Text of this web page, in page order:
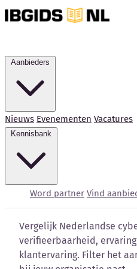
Nieuws Evenementen Vacatures
Word partner Vind
vergelijken
Vergelijk Nederlandse
verifieerbaarheid,
klantervaring. Filter het